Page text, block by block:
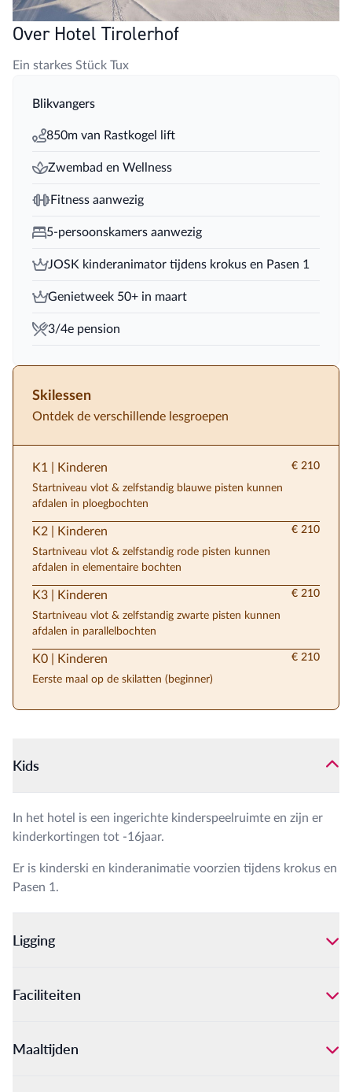
Over Hotel Tirolerhof
Ein starkes Stück Tux
Blikvangers
850m van Rastkogel lift
Zwembad en Wellness
Fitness aanwezig
5-persoonskamers aanwezig
JOSK kinderanimator tijdens krokus en Pasen 1
Genietweek 50+ in maart
3/4e pension
Skilessen
Ontdek de verschillende lesgroepen
K1 | Kinderen
Startniveau vlot & zelfstandig blauwe pisten kunnen
afdalen in ploegbochten
€ 210
K2 | Kinderen
Startniveau vlot & zelfstandig rode pisten kunnen
afdalen in elementaire bochten
€ 210
K3 | Kinderen
Startniveau vlot & zelfstandig zwarte pisten kunnen
afdalen in parallelbochten
€ 210
K0 | Kinderen
Eerste maal op de skilatten (beginner)
€ 210
Kids
In het hotel is een ingerichte kinderspeelruimte en zijn er
kinderkortingen tot -16jaar.
Er is kinderski en kinderanimatie voorzien tijdens krokus en
Pasen 1.
Ligging
Faciliteiten
Maaltijden